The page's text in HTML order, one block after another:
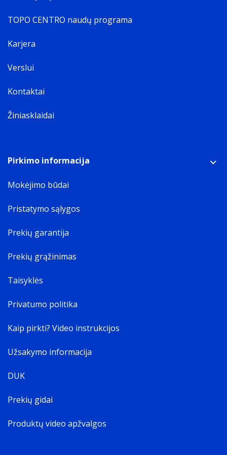
TOPO CENTRO naudų programa
Karjera
Verslui
Kontaktai
Žiniasklaidai
Pirkimo informacija
Mokėjimo būdai
Pristatymo sąlygos
Prekių garantija
Prekių grąžinimas
Taisyklės
Privatumo politika
Kaip pirkti? Video instrukcijos
Užsakymo informacija
DUK
Prekių gidai
Produktų video apžvalgos